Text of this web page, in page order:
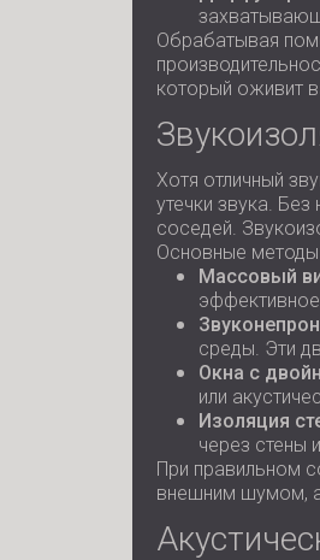
Обрабатывая
который оживит
Хотя отличный
утечки звука.
соседей.
Основные методы
Массовый
среды. Эти
Окна с
или
Изоляция
через стены
При правильном
внешним шумом, а